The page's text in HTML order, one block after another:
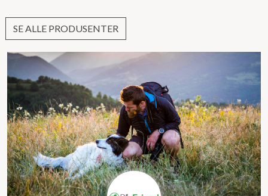
SE ALLE PRODUSENTER